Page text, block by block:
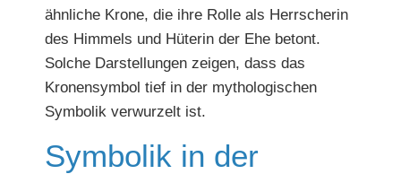
ähnliche Krone, die ihre Rolle als Herrscherin
des Himmels und Hüterin der Ehe betont.
Solche Darstellungen zeigen, dass das
Kronensymbol tief in der mythologischen
Symbolik verwurzelt ist.
Symbolik in der